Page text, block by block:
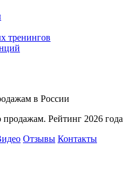
тренингов
в России
Рейтинг 2026 года
Отзывы Контакты